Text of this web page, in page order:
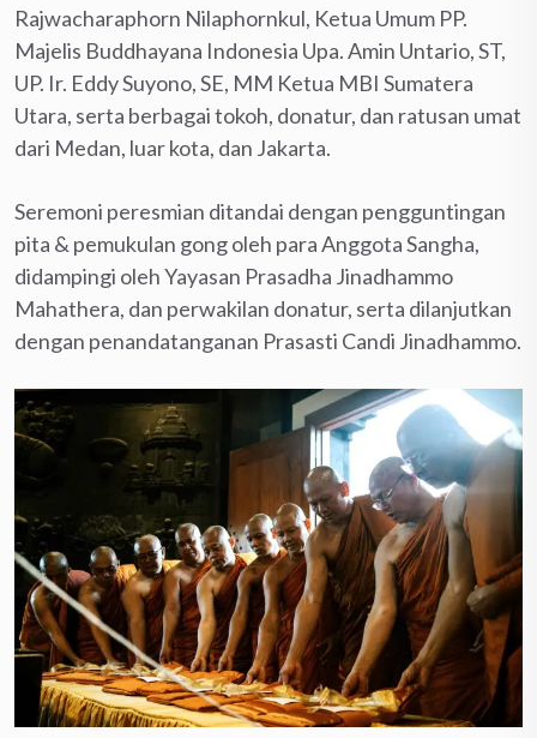
Rajwacharaphorn Nilaphornkul, Ketua Umum PP.
Majelis Buddhayana Indonesia Upa. Amin Untario, ST,
UP. Ir. Eddy Suyono, SE, MM Ketua MBI Sumatera
Utara, serta berbagai tokoh, donatur, dan ratusan umat
dari Medan, luar kota, dan Jakarta.
Seremoni peresmian ditandai dengan pengguntingan
pita & pemukulan gong oleh para Anggota Sangha,
didampingi oleh Yayasan Prasadha Jinadhammo
Mahathera, dan perwakilan donatur, serta dilanjutkan
dengan penandatanganan Prasasti Candi Jinadhammo.